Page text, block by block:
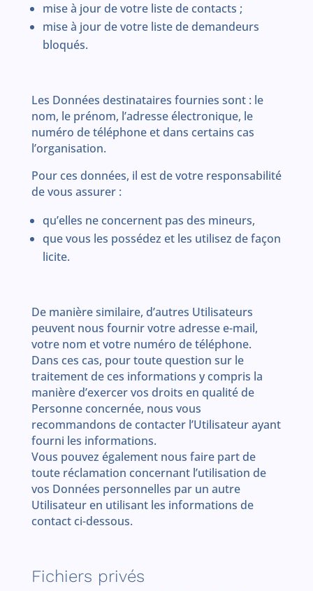
mise à jour de votre liste de contacts ;
mise à jour de votre liste de demandeurs
bloqués.
Les Données destinataires fournies sont : le
nom, le prénom, l’adresse électronique, le
numéro de téléphone et dans certains cas
l’organisation.
Pour ces données, il est de votre responsabilité
de vous assurer :
qu’elles ne concernent pas des mineurs,
que vous les possédez et les utilisez de façon
licite.
De manière similaire, d’autres Utilisateurs
peuvent nous fournir votre adresse e-mail,
votre nom et votre numéro de téléphone.
Dans ces cas, pour toute question sur le
traitement de ces informations y compris la
manière d’exercer vos droits en qualité de
Personne concernée, nous vous
recommandons de contacter l’Utilisateur ayant
fourni les informations.
Vous pouvez également nous faire part de
toute réclamation concernant l’utilisation de
vos Données personnelles par un autre
Utilisateur en utilisant les informations de
contact ci-dessous.
Fichiers privés